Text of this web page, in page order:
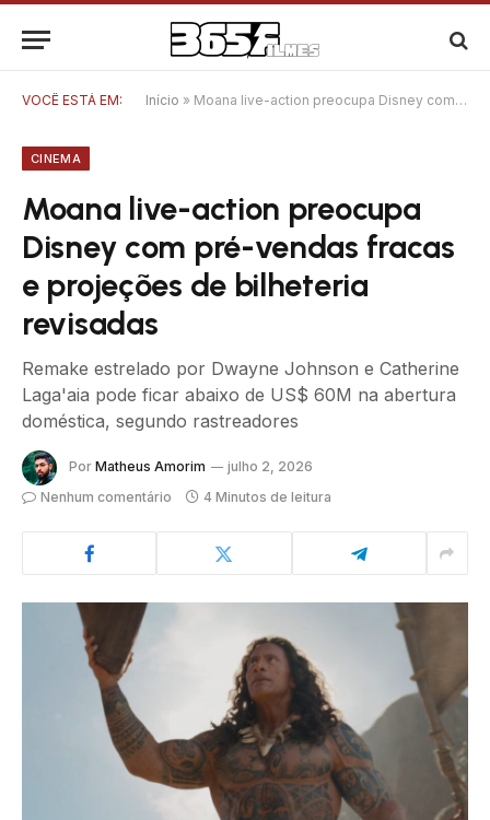
VOCÊ ESTÁ EM: Início » Moana live-action preocupa Disney com pré-vendas fracas e projeções de bilheteria revisadas
CINEMA
Moana live-action preocupa
Disney com pré-vendas fracas
e projeções de bilheteria
revisadas
Remake estrelado por Dwayne Johnson e Catherine
Laga'aia pode ficar abaixo de US$ 60M na abertura
doméstica, segundo rastreadores
Por Matheus Amorim
julho 2, 2026
Nenhum comentário
4 Minutos de leitura